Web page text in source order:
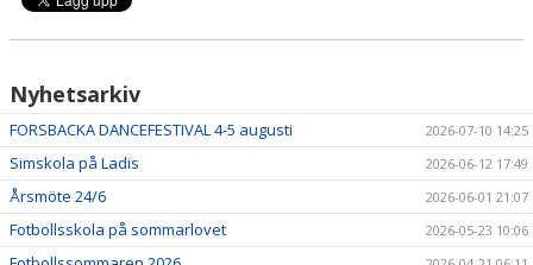
Nyhetsarkiv
FORSBACKA DANCEFESTIVAL 4-5 augusti 2026-07-10 14:25
Simskola på Ladis 2026-06-12 17:49
Årsmöte 24/6 2026-06-01 21:07
Fotbollsskola på sommarlovet 2026-05-23 10:06